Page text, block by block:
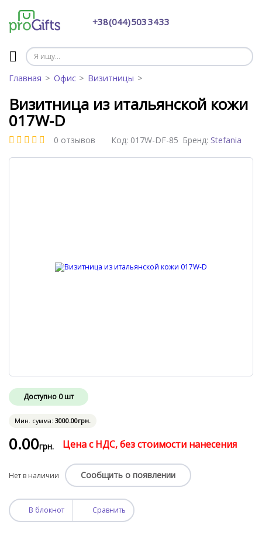
+38 (044) 503 34 33
Главная Офис Визитницы
Визитница из итальянской кожи
017W-D
0 отзывов Бренд: Stefania
Код: 017W-DF-85
Доступно 0 шт
Мин. сумма: 3000.00грн.
0.00грн. Цена с НДС, без стоимости нанесения
Нет в наличии Сообщить о появлении
В блокнот Сравнить